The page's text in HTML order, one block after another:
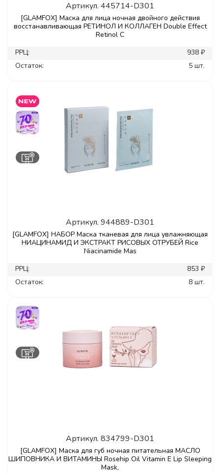
Артикул. 445714-D301
[GLAMFOX] Маска для лица ночная двойного действия
восстанавливающая РЕТИНОЛ И КОЛЛАГЕН Double Effect
Retinol C
РРЦ:
938 ₽
Остаток:
5 шт.
Артикул. 944889-D301
[GLAMFOX] НАБОР Маска тканевая для лица увлажняющая
НИАЦИНАМИД И ЭКСТРАКТ РИСОВЫХ ОТРУБЕЙ Rice
Niacinamide Mas
РРЦ:
853 ₽
Остаток:
8 шт.
Артикул. 834799-D301
[GLAMFOX] Маска для губ ночная питательная МАСЛО
ШИПОВНИКА И ВИТАМИНЫ Rosehip Oil Vitamin E Lip Sleeping
Mask,